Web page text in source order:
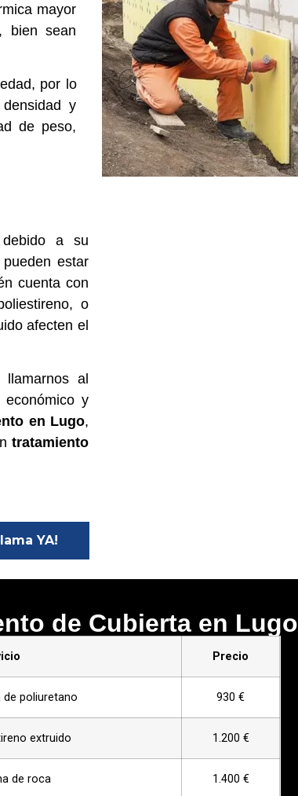
mayor
bien sean
por lo
y
de peso,
debido a su
estar
cuenta con
o
afecten el
al
económico y
en Lugo,
tratamiento
YA!
de Cubierta en Lugo
Precio
poliuretano 930 €
extruido 1.200 €
de roca 1.400 €